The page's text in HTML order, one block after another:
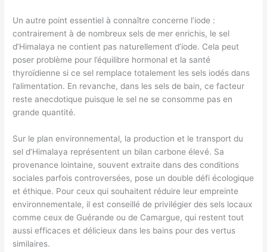
Un autre point essentiel à connaître concerne l’iode :
contrairement à de nombreux sels de mer enrichis, le sel
d’Himalaya ne contient pas naturellement d’iode. Cela peut
poser problème pour l’équilibre hormonal et la santé
thyroïdienne si ce sel remplace totalement les sels iodés dans
l’alimentation. En revanche, dans les sels de bain, ce facteur
reste anecdotique puisque le sel ne se consomme pas en
grande quantité.
Sur le plan environnemental, la production et le transport du
sel d’Himalaya représentent un bilan carbone élevé. Sa
provenance lointaine, souvent extraite dans des conditions
sociales parfois controversées, pose un double défi écologique
et éthique. Pour ceux qui souhaitent réduire leur empreinte
environnementale, il est conseillé de privilégier des sels locaux
comme ceux de Guérande ou de Camargue, qui restent tout
aussi efficaces et délicieux dans les bains pour des vertus
similaires.